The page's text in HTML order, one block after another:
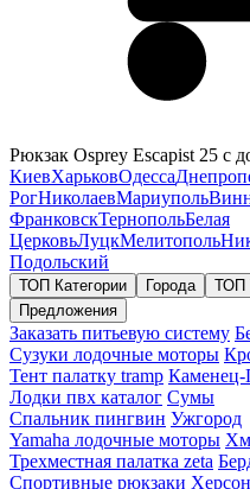
Рюкзак Osprey Escapist 25 с
КиевХарьковОдесса
РогНиколаевМариуполь
ФранковскТернопольБелая
ЦерковьЛуцкМелитополь
Подольский
ТОП Категории Города ТОП
Предложения
Заказать питьевую систему
Сузуки лодочные моторы
Тент палатку tramp Каменец-
Лодки пвх каталог Сумы
Спальник пингвин Ужгород
Yamaha лодочные моторы
Трехместная палатка zeta
Спортивные рюкзаки Херсон